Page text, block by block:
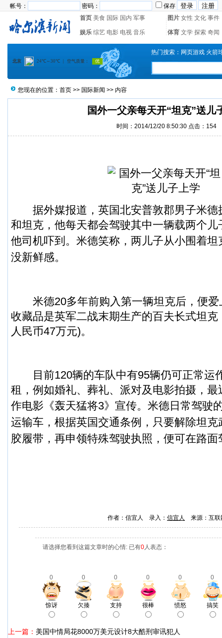
帐号： 密码：
保存
首页 美食 国际 国内 军事 图片 女性 文化 事件
娱乐 综艺 电影 电视 音乐 体育 文学 探索 奇闻
热门搜索： 网页游戏 火箭
您现在的位置： 首页 >> 国际新闻 >> 内容
国外一父亲每天开“坦克”送儿
时间：2014/12/20 8:50:30 点击： 154
据外媒报道，英国北安普敦郡男子米德
和坦克，他每天都会驾驶其中一辆载两个
他司机吓到。 米德笑称，两儿子从小围着
没新鲜感。
米德20多年前购入第一辆坦克后，便爱
收藏品是英军二战末期生产的百夫长式坦
人民币47万元)。
目前120辆的车队中有95辆仍可正常运
租，例如婚礼、葬礼、派对及电影拍摄，
作电影《轰天猛将3》宣传。 米德日常驾驶
运输车，根据英国交通条例，只要解除坦
胶履带，再申领特殊驾驶执照，便可在路面
作者：信宜人 录入： 信宜人 来源：互
请选择您看到这篇文章时的心情: 已有0人表态：
0 0 0 0 0 0
惊讶 欠揍 支持 很棒 愤怒 搞笑
上一篇： 美国中情局花8000万美元设计8大酷刑审讯犯人